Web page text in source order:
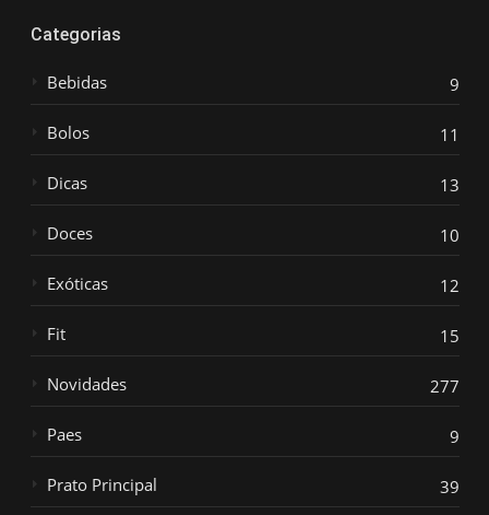
Categorias
Bebidas 9
Bolos 11
Dicas 13
Doces 10
Exóticas 12
Fit 15
Novidades 277
Paes 9
Prato Principal 39